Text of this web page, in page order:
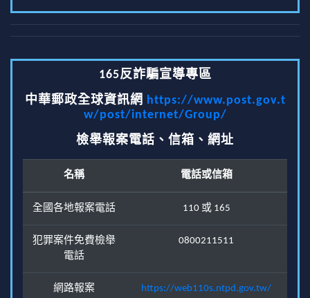
165反詐騙宣導專區
中華郵政全球資訊網 https://www.post.gov.t
w/post/internet/Group/
檢舉報案電話、信箱、網址
名稱 電話或信箱
全國各地報案電話 110 或 165
犯罪案件免費檢舉
電話
0800211511
網路報案 https://web110s.ntpd.gov.tw/